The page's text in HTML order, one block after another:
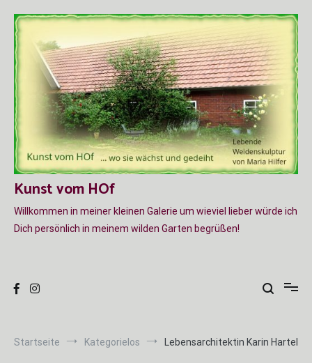
Inhalt
springen
Kunst vom HOf
Willkommen in meiner kleinen Galerie um wieviel lieber würde ich
Dich persönlich in meinem wilden Garten begrüßen!
Startseite Kategorielos Lebensarchitektin Karin Hartel